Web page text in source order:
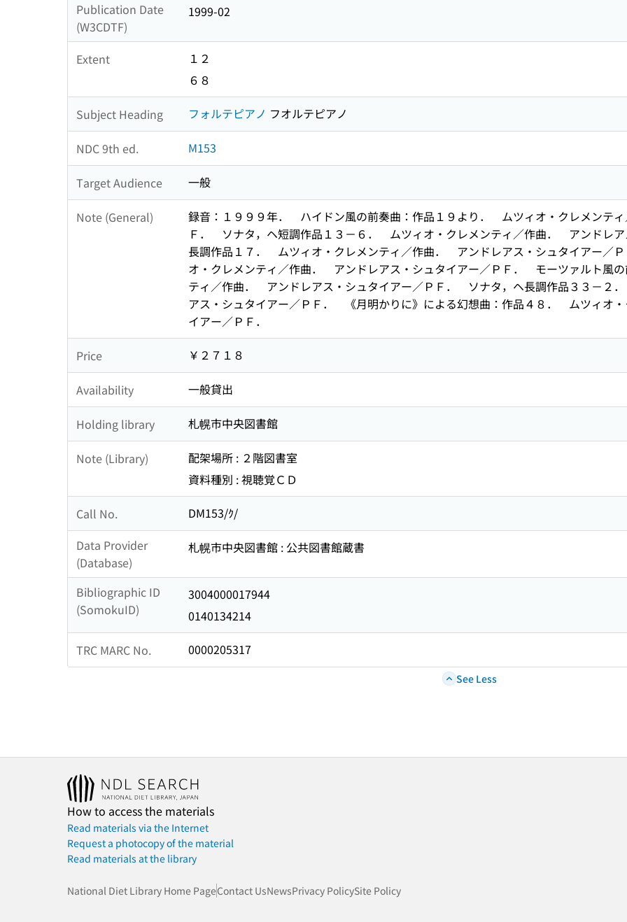
Publication Date
(W3CDTF)
1999-02
Extent
１２
６８
Subject Heading フォルテピアノ フオルテピアノ
NDC 9th ed. M153
Target Audience 一般
Note (General)
録音：１９９９年． ハイドン風の前奏曲：作品１９より． ムツィオ・クレメンテ
Ｆ． ソナタ，ヘ短調作品１３－６． ムツィオ・クレメンティ／作曲． アンドレ
長調作品１７． ムツィオ・クレメンティ／作曲． アンドレアス・シュタイアー／
オ・クレメンティ／作曲． アンドレアス・シュタイアー／ＰＦ． モーツァルト風
ティ／作曲． アンドレアス・シュタイアー／ＰＦ． ソナタ，ヘ長調作品３３－
アス・シュタイアー／ＰＦ． 《月明かりに》による幻想曲：作品４８． ムツィオ
イアー／ＰＦ．
Price ￥２７１８
Availability 一般貸出
Holding library 札幌市中央図書館
Note (Library)
配架場所 : ２階図書室
資料種別 : 視聴覚ＣＤ
Call No.
DM153/ｸ/
Data Provider
(Database)
札幌市中央図書館 : 公共図書館蔵書
Bibliographic ID
(SomokuID)
3004000017944
0140134214
TRC MARC No. 0000205317
See Less
How to access the materials
Read materials via the Internet
Request a photocopy of the material
Read materials at the library
National Diet Library Home PageContact UsNewsPrivacy PolicySite Policy